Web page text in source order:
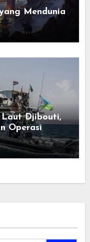
Mendunia
Laut Djibouti,
Operasi